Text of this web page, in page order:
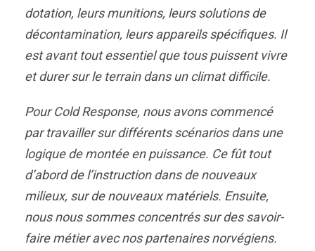
dotation, leurs munitions, leurs solutions de
décontamination, leurs appareils spécifiques. Il
est avant tout essentiel que tous puissent vivre
et durer sur le terrain dans un climat difficile.
Pour Cold Response, nous avons commencé
par travailler sur différents scénarios dans une
logique de montée en puissance. Ce fût tout
d’abord de l’instruction dans de nouveaux
milieux, sur de nouveaux matériels. Ensuite,
nous nous sommes concentrés sur des savoir-
faire métier avec nos partenaires norvégiens.